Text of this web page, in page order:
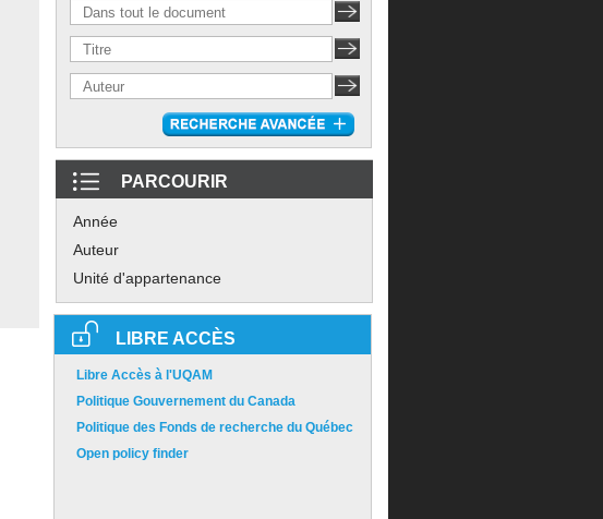
PARCOURIR
Année
Auteur
Unité d'appartenance
LIBRE ACCÈS
Libre Accès à l'UQAM
Politique Gouvernement du Canada
Politique des Fonds de recherche du Québec
Open policy finder